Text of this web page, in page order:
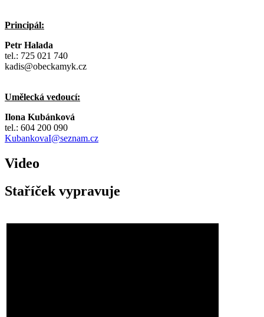
Principál:
Petr Halada
tel.: 725 021 740
kadis@obeckamyk.cz
Umělecká vedoucí:
Ilona Kubánková
tel.: 604 200 090
KubankovaI@seznam.cz
Video
Staříček vypravuje